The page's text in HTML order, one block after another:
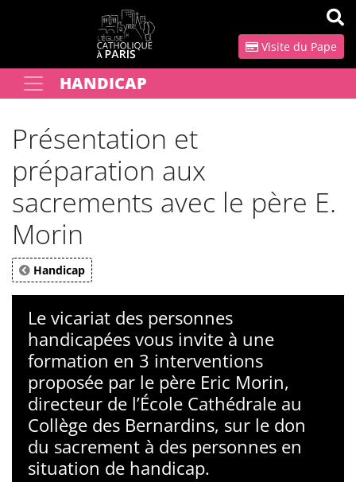
Visite du Pape
Votre rechercheHANDICAP
Présentation et
préparation aux
sacrements avec le père E.
Morin
Handicap
Le vicariat des personnes
handicapées vous invite à une
formation en 3 interventions
proposée par le père Eric Morin,
directeur de l’École Cathédrale au
Collège des Bernardins, sur le don
du sacrement à des personnes en
situation de handicap.
Panneau de gestion des cookies